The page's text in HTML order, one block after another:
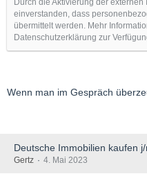
Durch die Aktivierung der
einverstanden, dass
übermittelt werden. Mehr
Datenschutzerklärung zur
Wenn man im Gespräch
Deutsche Immobilien kaufen
Gertz 4. Mai 2023